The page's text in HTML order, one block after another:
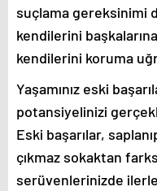
suçlama gereksinimi
kendilerini
kendilerini koruma
Yaşamınız eski
potansiyelinizi
Eski başarılar,
çıkmaz sokaktan
serüvenlerinizde